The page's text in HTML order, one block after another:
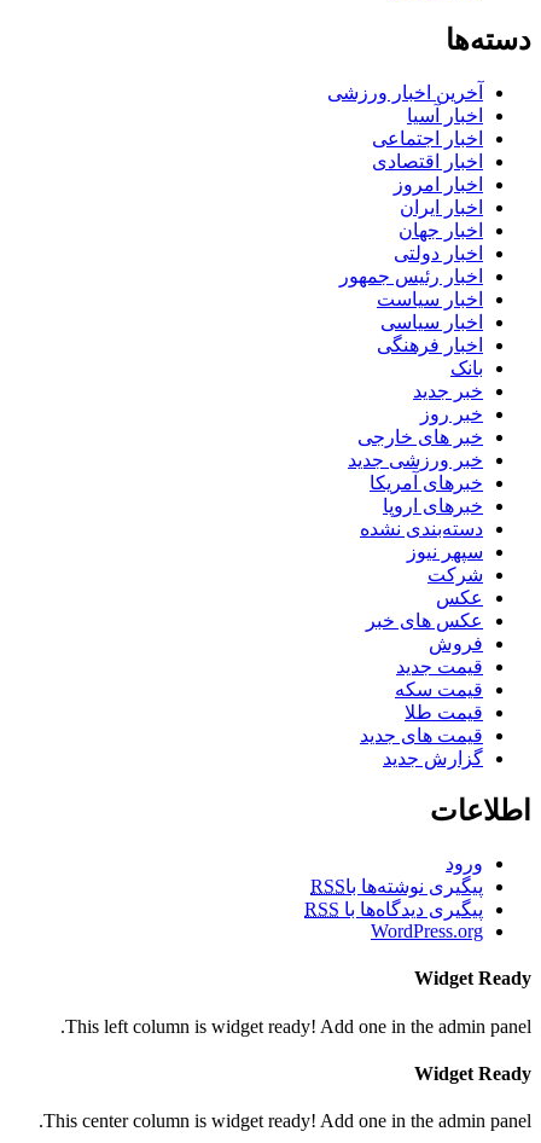
دسته‌ها
آخرین اخبار ورزشی
اخبار آسیا
اخبار اجتماعی
اخبار اقتصادی
اخبار امروز
اخبار ایران
اخبار جهان
اخبار دولتی
اخبار رئیس جمهور
اخبار سیاست
اخبار سیاسی
اخبار فرهنگی
بانک
خبر جدید
خبر روز
خبر های خارجی
خبر ورزشی جدید
خبرهای آمریکا
خبرهای اروپا
دسته‌بندی نشده
سپهر نیوز
شرکت
عکس
عکس های خبر
فروش
قیمت جدید
قیمت سکه
قیمت طلا
قیمت های جدید
گزارش جدید
اطلاعات
ورود
پیگیری نوشته‌ها باRSS
پیگیری دیدگاه‌ها با RSS
WordPress.org
Widget Ready
This left column is widget ready! Add one in the admin panel.
Widget Ready
This center column is widget ready! Add one in the admin panel.